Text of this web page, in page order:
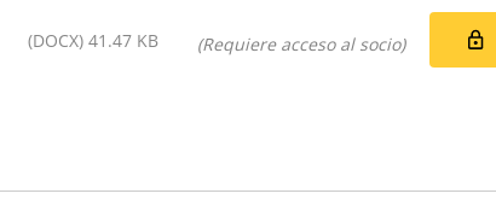
(DOCX) 41.47 KB (Requiere acceso al socio)